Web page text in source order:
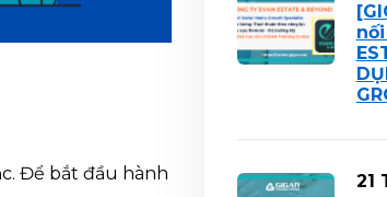
Để bắt đầu hành
21